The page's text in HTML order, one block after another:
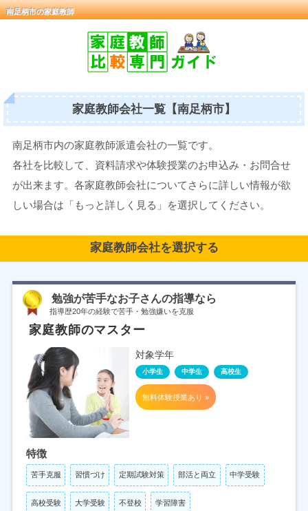
南足柄市の家庭教師
家庭教師会社一覧【南足柄市】
南足柄市内の家庭教師派遣会社の一覧です。
各社を比較して、資料請求や体験授業のお申込み・お問合せ
が出来ます。各家庭教師会社についてさらに詳しい情報が欲
しい場合は「もっと詳しく見る」を選択してください。
家庭教師会社を選択する
勉強が苦手なお子さんの指導なら
指導歴20年の経験で苦手・勉強嫌いを克服
家庭教師のマスター
対象学年
小学生 中学生 高校生
無料体験授業あり »
特徴
苦手克服 習慣づけ 定期試験対策 部活と両立 中学受験
高校受験 大学受験 不登校 学習障害